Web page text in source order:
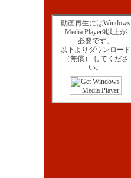
動画再生にはWindows
Media Player9以上が
必要です。
以下よりダウンロード
（無償） してくださ
い。